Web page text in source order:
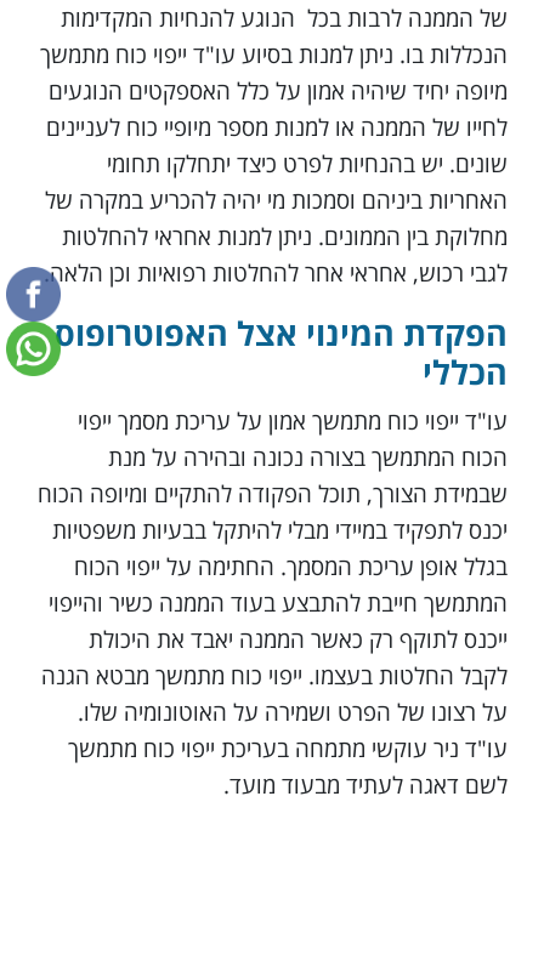
של הממנה לרבות בכל הנוגע להנחיות המקדימות
הנכללות בו. ניתן למנות בסיוע עו"ד ייפוי כוח מתמשך
מיופה יחיד שיהיה אמון על כלל האספקטים הנוגעים
לחייו של הממנה או למנות מספר מיופיי כוח לעניינים
שונים. יש בהנחיות לפרט כיצד יתחלקו תחומי
האחריות ביניהם וסמכות מי יהיה להכריע במקרה של
מחלוקת בין הממונים. ניתן למנות אחראי להחלטות
לגבי רכוש, אחראי אחר להחלטות רפואיות וכן הלאה.
הפקדת המינוי אצל האפוטרופוס
הכללי
עו"ד ייפוי כוח מתמשך אמון על עריכת מסמך ייפוי
הכוח המתמשך בצורה נכונה ובהירה על מנת
שבמידת הצורך, תוכל הפקודה להתקיים ומיופה הכוח
יכנס לתפקיד במיידי מבלי להיתקל בבעיות משפטיות
בגלל אופן עריכת המסמך. החתימה על ייפוי הכוח
המתמשך חייבת להתבצע בעוד הממנה כשיר והייפוי
ייכנס לתוקף רק כאשר הממנה יאבד את היכולת
לקבל החלטות בעצמו. ייפוי כוח מתמשך מבטא הגנה
על רצונו של הפרט ושמירה על האוטונומיה שלו.
עו"ד ניר עוקשי מתמחה בעריכת ייפוי כוח מתמשך
לשם דאגה לעתיד מבעוד מועד.